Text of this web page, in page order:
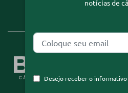
qualquer momento através do link que
notícias de
Desejo receber o informativo